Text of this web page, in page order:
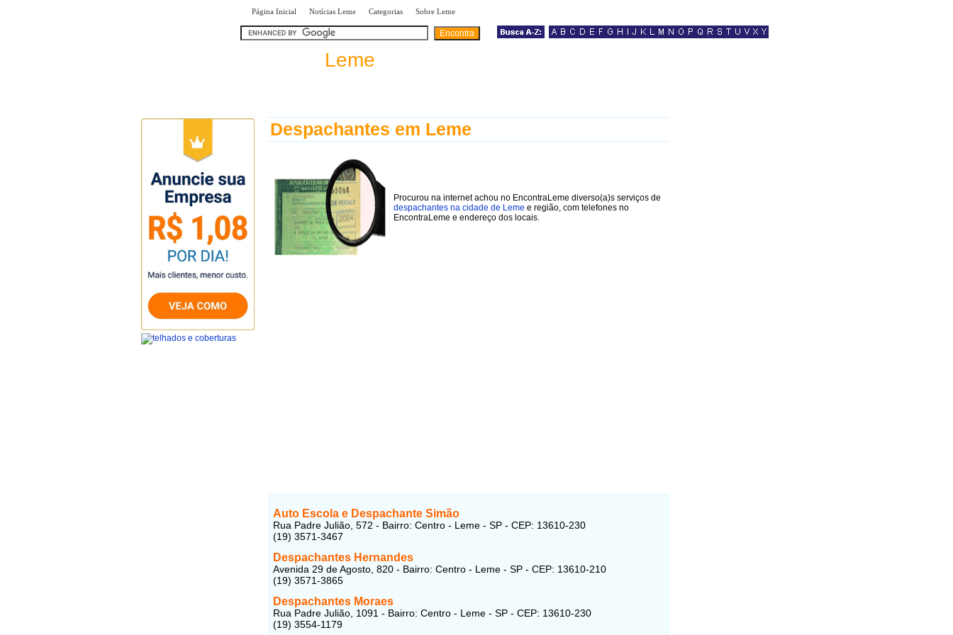
Página Inicial Notícias Leme Categorias Sobre Leme
Leme
Despachantes em Leme
Procurou na internet achou no EncontraLeme diverso(a)s serviços de
despachantes na cidade de Leme e região, com telefones no
EncontraLeme e endereço dos locais.
Auto Escola e Despachante Simão
Rua Padre Julião, 572 - Bairro: Centro - Leme - SP - CEP: 13610-230
(19) 3571-3467
Despachantes Hernandes
Avenida 29 de Agosto, 820 - Bairro: Centro - Leme - SP - CEP: 13610-210
(19) 3571-3865
Despachantes Moraes
Rua Padre Julião, 1091 - Bairro: Centro - Leme - SP - CEP: 13610-230
(19) 3554-1179